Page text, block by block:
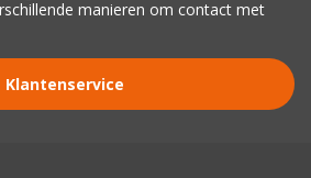
manieren om contact met
Klantenservice